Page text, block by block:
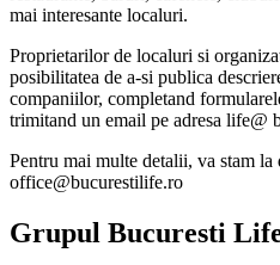
mai interesante localuri.
Proprietarilor de localuri si
posibilitatea de a-si publica
companiilor, completand
trimitand un email pe adresa life@
Pentru mai multe detalii, va stam la
office@bucurestilife.ro
Grupul Bucuresti